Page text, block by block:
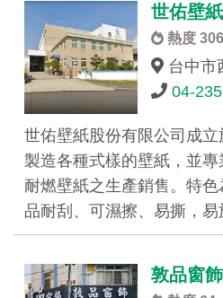
世佑壁紙
熱度 306
台中市
04-
世佑壁紙股份有限公司成
製造各種式樣的壁紙，並
耐燃壁紙之生產銷售。特
品耐刮、可濕擦、易撕，
敦品窗